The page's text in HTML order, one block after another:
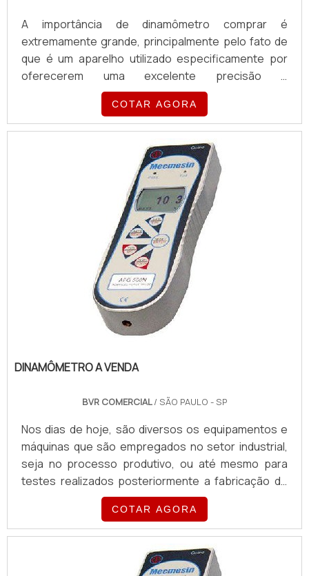
A importância de dinamômetro comprar é
extremamente grande, principalmente pelo fato de
que é um aparelho utilizado especificamente por
oferecerem uma excelente precisão e
acessibilidade em sua função, sendo de grande
importância para medir a resistência à tração e à
compressão de uma série de componentes.O USO
DO DISPOSITIVO GARANTE ALTA PRATICIDADEDessa
forma, o dinamômetro é a alternativa perfeita para
quem deseja diminuir a fadiga d...
COTAR AGORA
DINAMÔMETRO A VENDA
BVR COMERCIAL/ SÃO PAULO - SP
Nos dias de hoje, são diversos os equipamentos e
máquinas que são empregados no setor industrial,
seja no processo produtivo, ou até mesmo para
testes realizados posteriormente a fabricação do
maquinário. Um desses equipamentos
indispensáveis é o dinamômetro a venda. O
PRODUTO POSSUI UMA FUNÇÃO FUNDAMENTALO
produto possui função fundamental por atuar com
grande responsável por realizar a medição de força
COTAR AGORA